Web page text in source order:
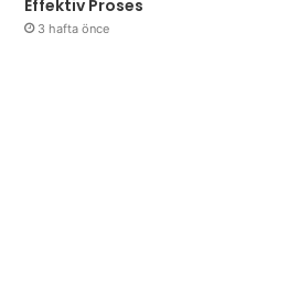
Effektiv Proses
3 hafta önce